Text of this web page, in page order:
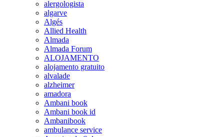
alergologista
algarve
Algés
Allied Health
Almada
Almada Forum
ALOJAMENTO
alojamento gratuito
alvalade
alzheimer
amadora
Ambani book
Ambani book id
Ambanibook
ambulance service